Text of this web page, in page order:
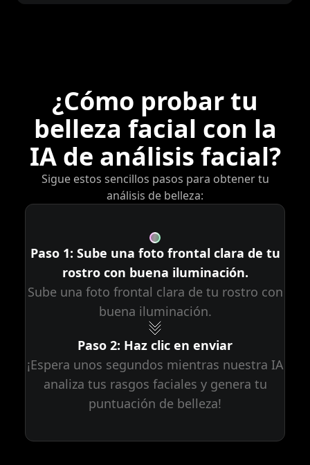
¿Cómo probar tu
belleza facial con la
IA de análisis facial?
Sigue estos sencillos pasos para obtener tu
análisis de belleza:
Paso 1: Sube una foto frontal clara de tu
rostro con buena iluminación.
Sube una foto frontal clara de tu rostro con
buena iluminación.
Paso 2: Haz clic en enviar
¡Espera unos segundos mientras nuestra IA
analiza tus rasgos faciales y genera tu
puntuación de belleza!